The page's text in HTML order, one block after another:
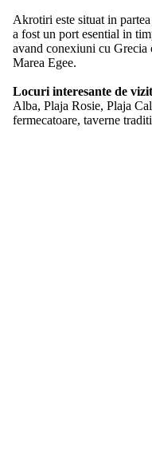
Akrotiri este situat in
a fost un port esential in
avand conexiuni cu Grecia
Marea Egee.
Locuri interesante de
Alba, Plaja Rosie, Plaja
fermecatoare, taverne